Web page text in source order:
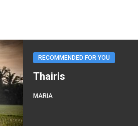
RECOMMENDED FOR YOU
Thairis
MARIA